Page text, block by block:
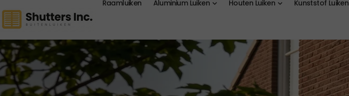
Raamluiken Aluminium Luiken Houten Luiken Kunststof Luiken